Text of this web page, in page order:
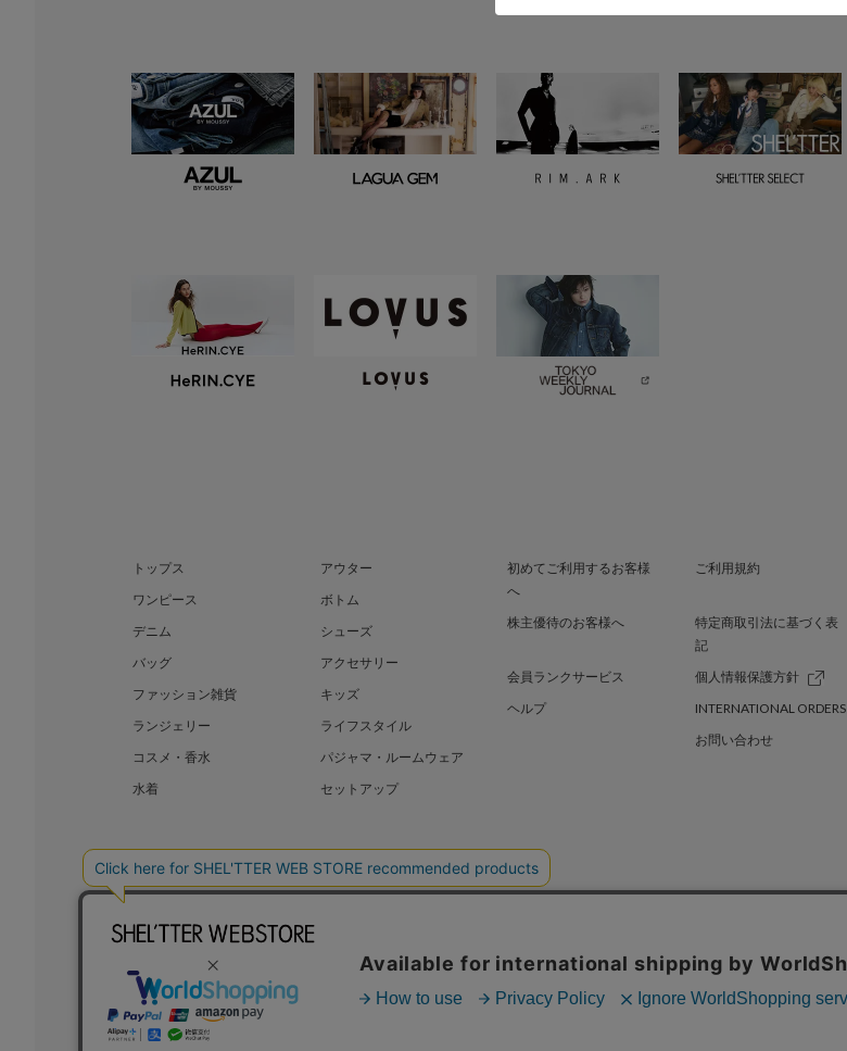
トップス
アウター
ワンピース
ボトム
デニム
シューズ
バッグ
アクセサリー
ファッション雑貨
キッズ
ランジェリー
ライフスタイル
コスメ・香水
パジャマ・ルームウェア
水着
セットアップ
初めてご利用するお客様
へ
ご利用規約
株主優待のお客様へ
特定商取引法に基づく表
記
会員ランクサービス
個人情報保護方針
ヘルプ
INTERNATIONAL ORDERS
お問い合わせ
BAROQUE JAPAN LIMITED SHEL’TTER GREEN 採用情報
COPYRIGHT © BAROQUE JAPAN LIMITED ALL RIGHTS RESERVED.